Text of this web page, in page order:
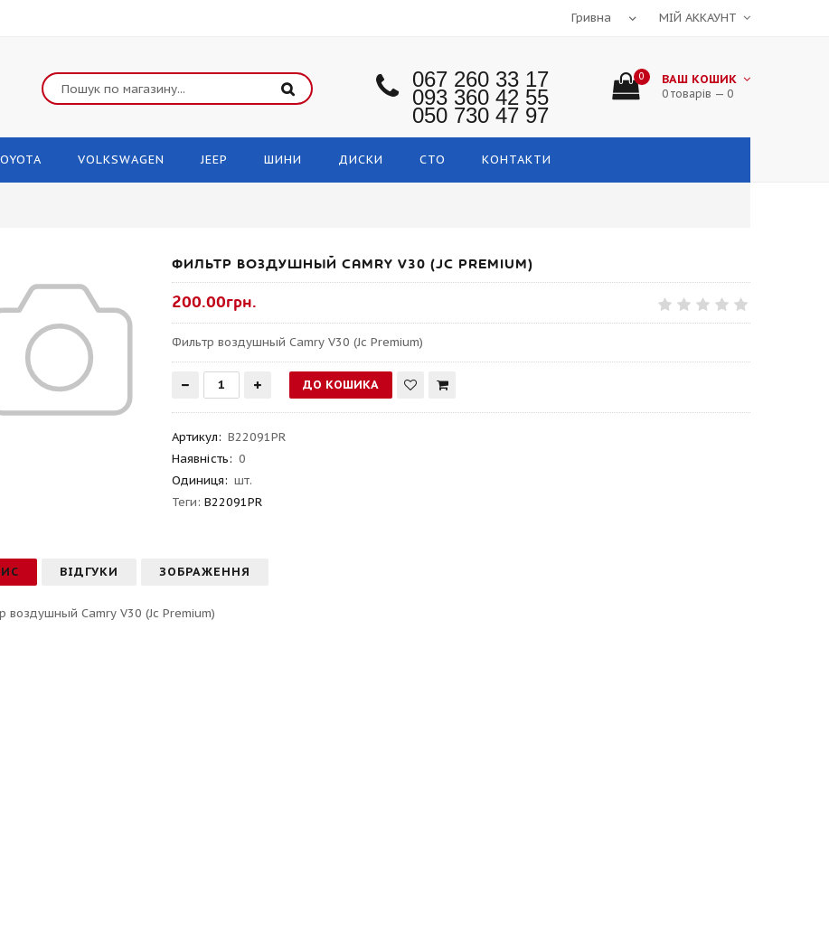
МІЙ АККАУНТ
067 260 33 17
093 360 42 55
050 730 47 97
0 ВАШ КОШИК
0 товарів — 0
VOLKSWAGEN JEEP ШИНИ ДИСКИ СТО КОНТАКТИ
ФИЛЬТР ВОЗДУШНЫЙ CAMRY V30 (JC PREMIUM)
200.00грн.
Фильтр воздушный Camry V30 (Jc Premium)
Артикул: B22091PR
Наявність: 0
Одиниця: шт.
Теги:B22091PR
ВІДГУКИ ЗОБРАЖЕННЯ
воздушный Camry V30 (Jc Premium)